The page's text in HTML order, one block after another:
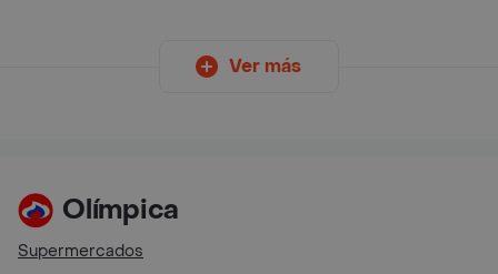
Ver más
Olímpica
Supermercados